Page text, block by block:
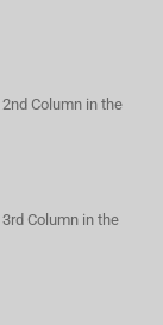
Column in the
Column in the